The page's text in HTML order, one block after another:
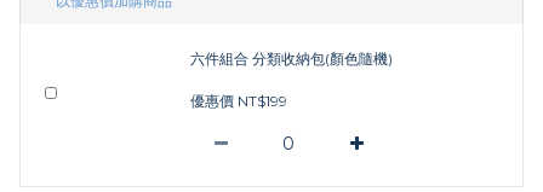
六件組合 分類收納包(顏色隨機)
優惠價 NT$199